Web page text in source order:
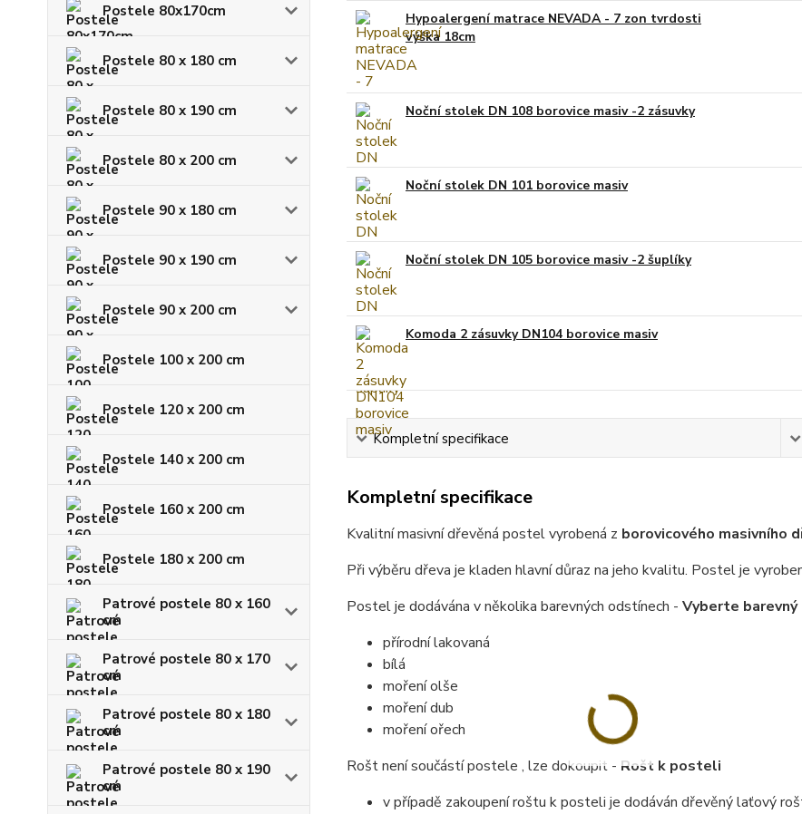
Postele 80x170cm
Postele 80 x 180 cm
Postele 80 x 190 cm
Postele 80 x 200 cm
Postele 90 x 180 cm
Postele 90 x 190 cm
Postele 90 x 200 cm
Postele 100 x 200 cm
Postele 120 x 200 cm
Postele 140 x 200 cm
Postele 160 x 200 cm
Postele 180 x 200 cm
Patrové postele 80 x 160
cm
Patrové postele 80 x 170
cm
Patrové postele 80 x 180
cm
Patrové postele 80 x 190
cm
Hypoalergení matrace NEVADA - 7 zon tvrdosti
výška 18cm
Noční stolek DN 108 borovice masiv -2 zásuvky
Noční stolek DN 101 borovice masiv
Noční stolek DN 105 borovice masiv -2 šuplíky
Komoda 2 zásuvky DN104 borovice masiv
Kompletní specifikace
Kompletní specifikace
Kvalitní masivní dřevěná postel vyrobená z borovicového masivního
Při výběru dřeva je kladen hlavní důraz na jeho kvalitu. Postel je
Postel je dodávána v několika barevných odstínech - Vyberte
přírodní lakovaná
bílá
moření olše
moření dub
moření ořech
Rošt není součástí postele , lze dokoupit - Rošt k posteli
v případě zakoupení roštu k posteli je dodáván dřevěný laťový